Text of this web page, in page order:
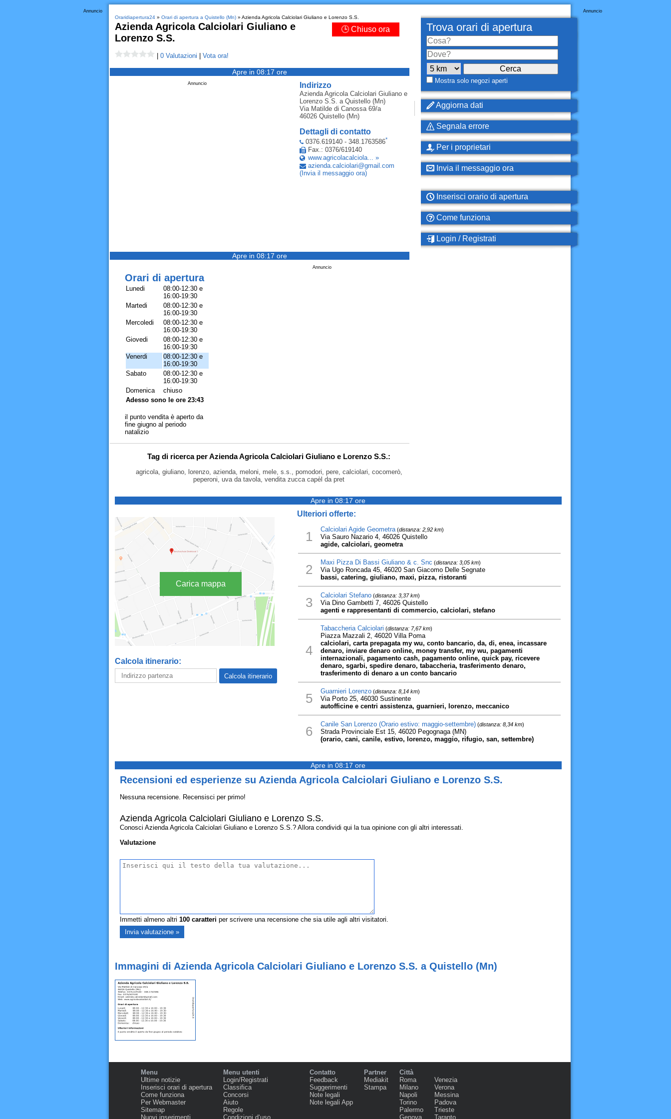
Annuncio
Oraridiapertura24» Orari di apertura a Quistello (Mn)» Azienda Agricola Calciolari Giuliano e Lorenzo S.S.
Azienda Agricola Calciolari Giuliano e
Lorenzo S.S.
🕒 Chiuso ora
0 Valutazioni Vota ora!
Apre in 08:17 ore
Indirizzo
Azienda Agricola Calciolari Giuliano e
Lorenzo S.S. a Quistello (Mn)
Via Matilde di Canossa 69/a
46026 Quistello (Mn)
Dettagli di contatto
0376.619140 - 348.1763586*
Fax.: 0376/619140
www.agricolacalciola... »
azienda.calciolari@gmail .com
(Invia il messaggio ora)
Annuncio
Apre in 08:17 ore
Annuncio
Orari di apertura
Lunedi
08:00-12:30 e
16:00-19:30
Martedi
08:00-12:30 e
16:00-19:30
Mercoledi
08:00-12:30 e
16:00-19:30
Giovedi
08:00-12:30 e
16:00-19:30
Venerdi
08:00-12:30 e
16:00-19:30
Sabato
08:00-12:30 e
16:00-19:30
Domenica
chiuso
Adesso sono le ore 23:43
il punto vendita è aperto da
fine giugno al periodo
natalizio
Tag di ricerca per Azienda Agricola Calciolari Giuliano e Lorenzo S.S.:
agricola, giuliano, lorenzo, azienda, meloni, mele, s.s., pomodori, pere, calciolari, cocomerò,
peperoni, uva da tavola, vendita zucca capèl da pret
Annuncio
Trova orari di apertura
Mostra solo negozi aperti
Aggiorna dati
Segnala errore
Per i proprietari
Invia il messaggio ora
Inserisci orario di apertura
Come funziona
Login / Registrati
Apre in 08:17 ore
Carica mappa
Calcola itinerario:
Ulteriori offerte:
1 Calciolari Agide Geometra(distanza: 2,92 km)
Via Sauro Nazario 4, 46026 Quistello
agide, calciolari, geometra
2 Maxi Pizza Di Bassi Giuliano & c. Snc (distanza: 3,05 km)
Via Ugo Roncada 45, 46020 San Giacomo Delle Segnate
bassi, catering, giuliano, maxi, pizza, ristoranti
3 Calciolari Stefano(distanza: 3,37 km)
Via Dino Gambetti 7, 46026 Quistello
agenti e rappresentanti di commercio, calciolari, stefano
4
Tabaccheria Calciolari (distanza: 7,67 km)
Piazza Mazzali 2, 46020 Villa Poma
calciolari, carta prepagata my wu, conto bancario, da, di, enea, incassare
denaro, inviare denaro online, money transfer, my wu, pagamenti
internazionali, pagamento cash, pagamento online, quick pay, ricevere
denaro, sgarbi, spedire denaro, tabaccheria, trasferimento denaro,
trasferimento di denaro a un conto bancario
5 Guarnieri Lorenzo(distanza: 8,14 km)
Via Porto 25, 46030 Sustinente
autofficine e centri assistenza, guarnieri, lorenzo, meccanico
6 Canile San Lorenzo (Orario estivo: maggio-settembre)(distanza: 8,34 km)
Strada Provinciale Est 15, 46020 Pegognaga (MN)
(orario, cani, canile, estivo, lorenzo, maggio, rifugio, san, settembre)
Apre in 08:17 ore
Recensioni ed esperienze su Azienda Agricola Calciolari Giuliano e Lorenzo S.S.
Nessuna recensione. Recensisci per primo!
Azienda Agricola Calciolari Giuliano e Lorenzo S.S.
Conosci Azienda Agricola Calciolari Giuliano e Lorenzo S.S.? Allora condividi qui la tua opinione con gli altri interessati.
Valutazione
Immetti almeno altri 100caratteri per scrivere una recensione che sia utile agli altri visitatori.
Immagini di Azienda Agricola Calciolari Giuliano e Lorenzo S.S. a Quistello (Mn)
Menu
Ultime notizie
Inserisci orari di apertura
Come funziona
Per Webmaster
Sitemap
Nuovi inserimenti
Menu utenti
Login/Registrati
Classifica
Concorsi
Aiuto
Regole
Condizioni d‘uso
Contatto
Feedback
Suggerimenti
Note legali
Note legali App
Partner
Mediakit
Stampa
Città
Roma
Milano
Napoli
Torino
Palermo
Genova
Venezia
Verona
Messina
Padova
Trieste
Taranto